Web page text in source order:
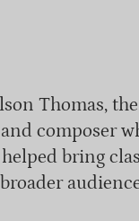
Thomas,
composer
bring